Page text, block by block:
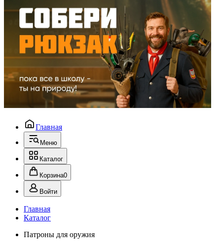
Главная
Меню
Каталог
Корзина0
Войти
Главная
Каталог
Патроны для оружия